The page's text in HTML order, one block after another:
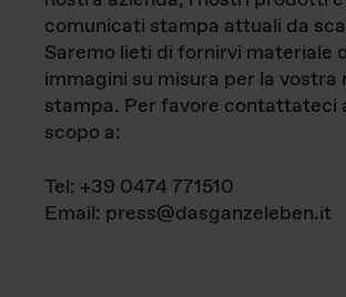
comunicati stampa attuali da
Saremo lieti di fornirvi materiale
immagini su misura per la vostra
stampa. Per favore contattateci
scopo a:
Tel: +39 0474 771510
Email: press@dasganzeleben.it